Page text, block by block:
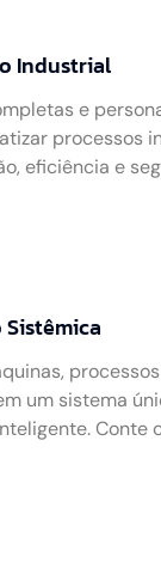
Industrial
e
processos
eficiência e
um sistema
Conte